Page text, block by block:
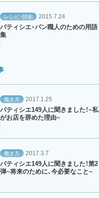
レシピ・技術 2015.7.24
パティシエ・パン職人のための用語
集
働き方 2017.1.25
パティシエ149人に聞きました！~私
がお店を辞めた理由~
働き方 2017.3.7
パティシエ149人に聞きました！第2
弾~将来のために、今必要なこと~